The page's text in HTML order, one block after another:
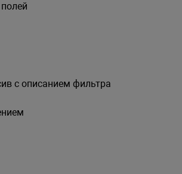
с описанием фильтра